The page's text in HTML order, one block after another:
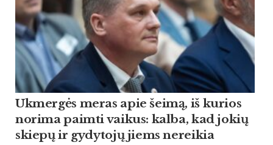
Ukmergės meras apie šeimą, iš kurios
norima paimti vaikus: kalba, kad jokių
skiepų ir gydytojų jiems nereikia